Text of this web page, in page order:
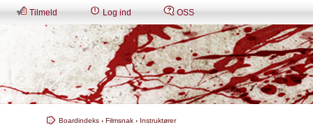
Tilmeld Log ind OSS
Boardindeks ‹ Filmsnak ‹ Instruktører